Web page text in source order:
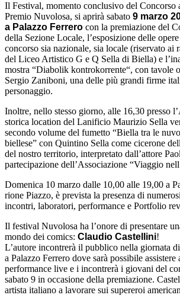
Il Festival, momento conclusivo del Concorso
Premio Nuvolosa, si aprirà sabato 9 marzo
a Palazzo Ferrero con la premiazione del
della Sezione Locale, l’esposizione delle
concorso sia nazionale, sia locale (riservato ai
del Liceo Artistico G e Q Sella di Biella) e
mostra “Diabolik kontrokorrente“, con tavole
Sergio Zaniboni, una delle più grandi firme
personaggio.
Inoltre, nello stesso giorno, alle 16,30 presso
storica location del Lanificio Maurizio Sella
secondo volume del fumetto “Biella tra le
biellese” con Quintino Sella come cicerone
del nostro territorio, interpretato dall’attore
partecipazione dell’Associazione “Viaggio
Domenica 10 marzo dalle 10,00 alle 19,00 a
rione Piazzo, è prevista la presenza di
incontri, laboratori, performance e Portfolio
Il festival Nuvolosa ha l’onore di presentare
mondo dei comics: Claudio Castellini!
L’autore incontrerà il pubblico nella giornata
a Palazzo Ferrero dove sarà possibile assistere
performance live e i incontrerà i giovani del
sabato 9 in occasione della premiazione.
artista italiano a lavorare sui supereroi